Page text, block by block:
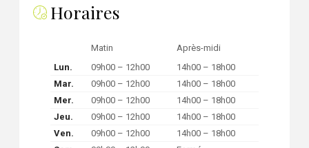
Horaires
Matin
Après-midi
Lun.
09h00 – 12h00
14h00 – 18h00
Mar.
09h00 – 12h00
14h00 – 18h00
Mer.
09h00 – 12h00
14h00 – 18h00
Jeu.
09h00 – 12h00
14h00 – 18h00
Ven.
09h00 – 12h00
14h00 – 18h00